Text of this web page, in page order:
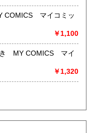
COMICS マイコミッ
￥1,100
MY COMICS マイ
￥1,320